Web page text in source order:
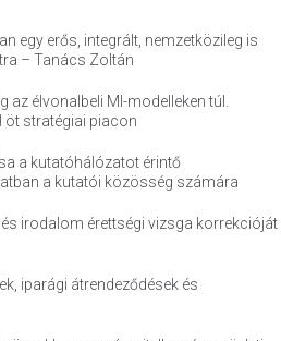
egy erős, integrált, nemzetközileg is
– Tanács Zoltán
élvonalbeli MI-modelleken túl.
öt stratégiai piacon
a kutatóhálózatot érintő
a kutatói közösség számára
irodalom érettségi vizsga korrekcióját
iparági átrendeződések és